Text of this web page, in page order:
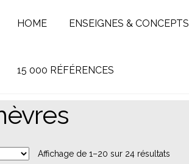
HOME ENSEIGNES & CONCEPTS
15 000 RÉFÉRENCES
Affichage de 1–20 sur 24 résultats